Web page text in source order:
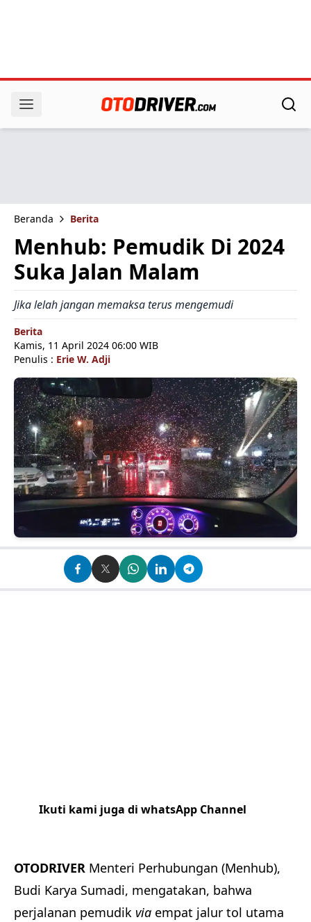
Beranda Berita
Menhub: Pemudik Di 2024
Suka Jalan Malam
Jika lelah jangan memaksa terus mengemudi
Berita
Kamis, 11 April 2024 06:00 WIB
Penulis : Erie W. Adji
Ikuti kami juga di whatsApp Channel
OTODRIVER Menteri Perhubungan (Menhub),
Budi Karya Sumadi, mengatakan, bahwa
perjalanan pemudik via empat jalur tol utama